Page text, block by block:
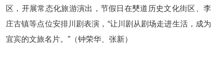
区，开展常态化旅游演出，节假日在僰道历史文化街区、李
庄古镇等点位安排川剧表演，“让川剧从剧场走进生活，成为
宜宾的文旅名片。”（钟荣华、张新）